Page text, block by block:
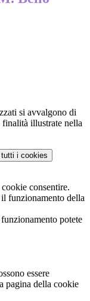
si avvalgono di
illustrate nella
i cookies
consentire.
funzionamento della
potete
essere
pagina della cookie